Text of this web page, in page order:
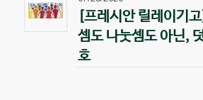
[프레시안 릴레이기
셈도 나눗셈도 아닌,
호